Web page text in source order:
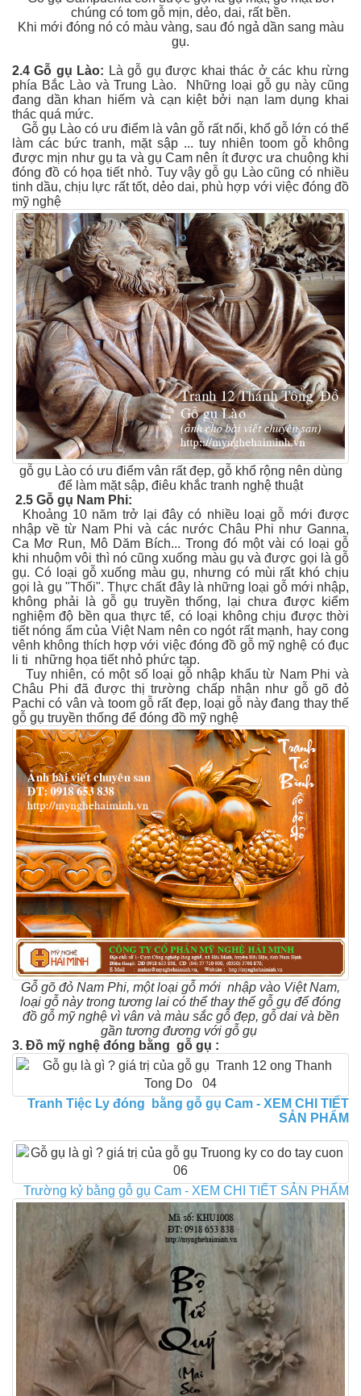
chúng có tom gỗ mịn, dẻo, dai, rất bền.
Khi mới đóng nó có màu vàng, sau đó ngả dần sang màu
gụ.
2.4 Gỗ gụ Lào: Là gỗ gụ được khai thác ở các khu rừng
phía Bắc Lào và Trung Lào. Những loại gỗ gụ này cũng
đang dần khan hiếm và cạn kiệt bởi nạn lam dụng khai
thác quá mức.
Gỗ gụ Lào có ưu điểm là vân gỗ rất nổi, khổ gỗ lớn có thể
làm các bức tranh, mặt sập ... tuy nhiên toom gỗ không
được mịn như gụ ta và gụ Cam nên ít được ưa chuộng khi
đóng đồ có họa tiết nhỏ. Tuy vậy gỗ gụ Lào cũng có nhiều
tinh dầu, chịu lực rất tốt, dẻo dai, phù hợp với việc đóng đồ
mỹ nghệ
gỗ gụ Lào có ưu điểm vân rất đẹp, gỗ khổ rộng nên dùng
để làm mặt sập, điêu khắc tranh nghệ thuật
2.5 Gỗ gụ Nam Phi:
Khoảng 10 năm trở lại đây có nhiều loại gỗ mới được
nhập về từ Nam Phi và các nước Châu Phi như Ganna,
Ca Mơ Run, Mô Dăm Bích... Trong đó một vài có loại gỗ
khi nhuộm vôi thì nó cũng xuống màu gụ và được gọi là gỗ
gụ. Có loại gỗ xuống màu gụ, nhưng có mùi rất khó chịu
gọi là gụ "Thối". Thực chất đây là những loại gỗ mới nhập,
không phải là gỗ gụ truyền thống, lại chưa được kiểm
nghiệm độ bền qua thực tế, có loại không chịu được thời
tiết nóng ẩm của Việt Nam nên co ngót rất mạnh, hay cong
vênh không thích hợp với việc đóng đồ gỗ mỹ nghệ có đục
li ti những họa tiết nhỏ phức tạp.
Tuy nhiên, có một số loại gỗ nhập khẩu từ Nam Phi và
Châu Phi đã được thị trường chấp nhận như gỗ gõ đỏ
Pachi có vân và toom gỗ rất đẹp, loại gỗ này đang thay thế
gỗ gụ truyền thống để đóng đồ mỹ nghệ
Gỗ gõ đỏ Nam Phi, một loại gỗ mới nhập vào Việt Nam,
loại gỗ này trong tương lai có thể thay thế gỗ gụ để đóng
đồ gỗ mỹ nghệ vì vân và màu sắc gỗ đẹp, gỗ dai và bền
gần tương đương với gỗ gụ
3. Đồ mỹ nghệ đóng bằng gỗ gụ :
Tranh Tiệc Ly đóng bằng gỗ gụ Cam - XEM CHI TIẾT
SẢN PHẨM
Trường kỷ bằng gỗ gụ Cam - XEM CHI TIẾT SẢN PHẨM